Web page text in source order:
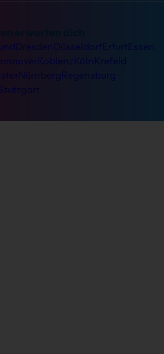
erwarten dich
ErfurtEssen
Krefeld